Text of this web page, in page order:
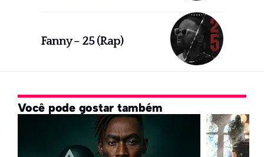
Fanny – 25 (Rap)
Você pode gostar também